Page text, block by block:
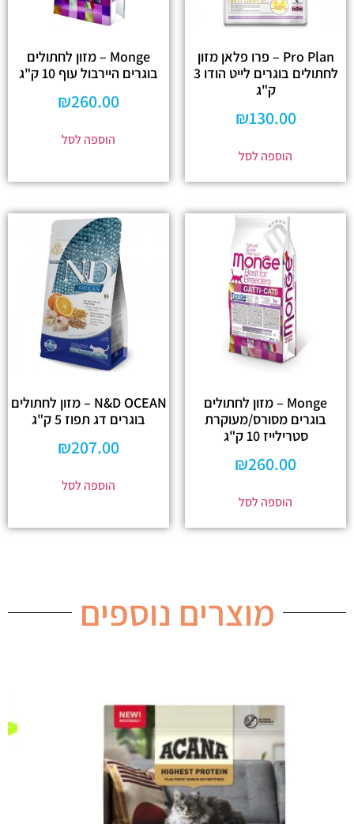
Pro Plan – פרו פלאן מזון
לחתולים בוגרים לייט הודו 3
ק"ג
₪130.00
הוספה לסל
Monge – מזון לחתולים
בוגרים היירבול עוף 10 ק"ג
₪260.00
הוספה לסל
Monge – מזון לחתולים
בוגרים מסורס/מעוקרת
סטרילייז 10 ק"ג
₪260.00
הוספה לסל
N&D OCEAN – מזון לחתולים
בוגרים דג תפוז 5 ק"ג
₪207.00
הוספה לסל
מוצרים נוספים